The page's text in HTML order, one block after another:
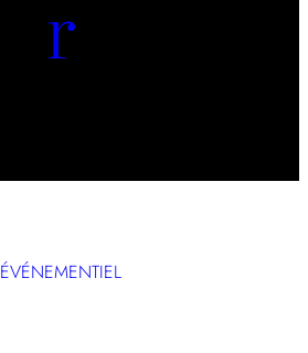
r
ÉVÉNEMENTIEL